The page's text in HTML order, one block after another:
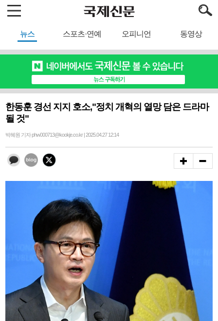
뉴스 스포츠·연예 오피니언 동영상
한동훈 경선 지지 호소,"정치 개혁의 열망 담은 드라마
될 것"
박혜원 기자 phw000713@kookje.co.kr | 2025.04.27 12:14